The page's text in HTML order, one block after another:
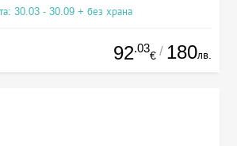
30.03 - 30.09 + без храна
92.03
€ / 180лв.